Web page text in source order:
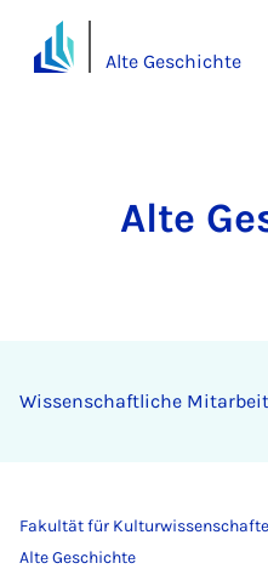
Alte Geschichte
Alte
Wissenschaftliche
Fakultät für
Alte Geschichte